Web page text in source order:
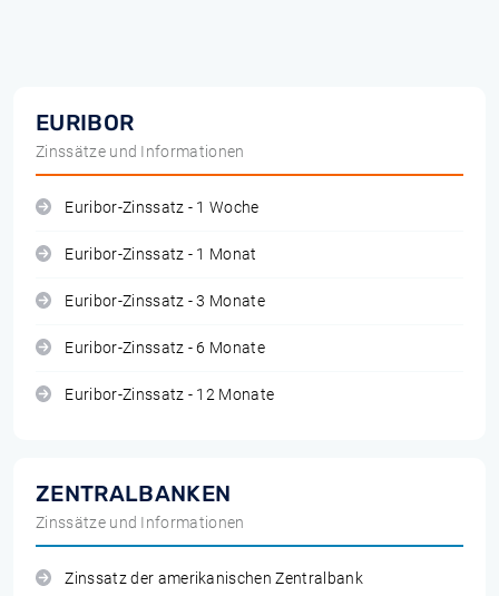
EURIBOR
Zinssätze und Informationen
Euribor-Zinssatz - 1 Woche
Euribor-Zinssatz - 1 Monat
Euribor-Zinssatz - 3 Monate
Euribor-Zinssatz - 6 Monate
Euribor-Zinssatz - 12 Monate
ZENTRALBANKEN
Zinssätze und Informationen
Zinssatz der amerikanischen Zentralbank